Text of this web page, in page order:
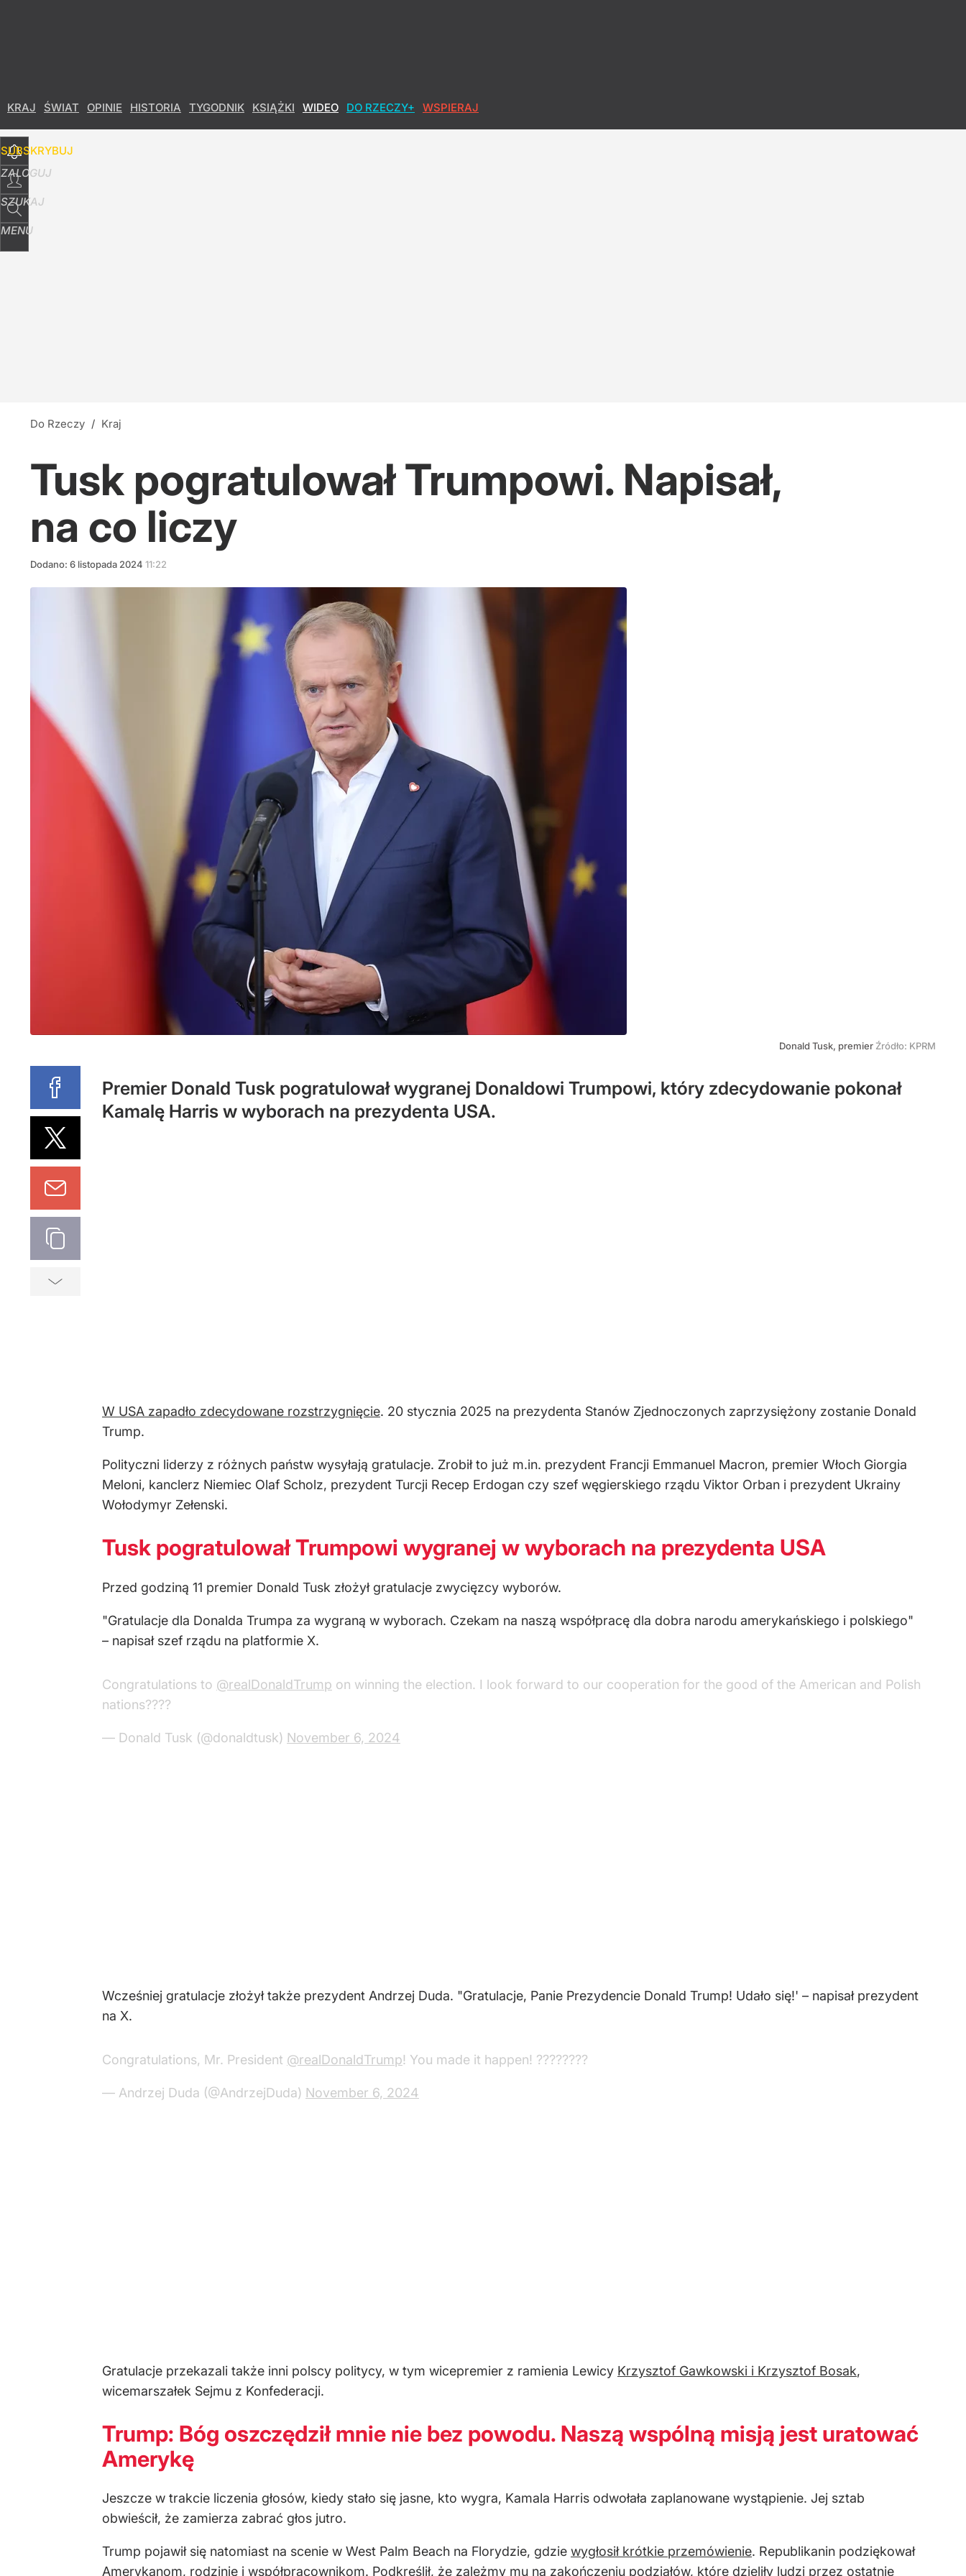
KRAJ ŚWIAT OPINIE HISTORIA TYGODNIK KSIĄŻKI WIDEO DO RZECZY+ WSPIERAJ
SUBSKRYBUJ
ZALOGUJ
SZUKAJ
MENU
Do Rzeczy / Kraj
Tusk pogratulował Trumpowi. Napisał,
na co liczy
Dodano: 6 listopada 2024 11:22
Donald Tusk, premier Źródło: KPRM
Premier Donald Tusk pogratulował wygranej Donaldowi Trumpowi, który zdecydowanie pokonał
Kamalę Harris w wyborach na prezydenta USA.
W USA zapadło zdecydowane rozstrzygnięcie. 20 stycznia 2025 na prezydenta Stanów Zjednoczonych zaprzysiężony zostanie Donald
Trump.
Polityczni liderzy z różnych państw wysyłają gratulacje. Zrobił to już m.in. prezydent Francji Emmanuel Macron, premier Włoch Giorgia
Meloni, kanclerz Niemiec Olaf Scholz, prezydent Turcji Recep Erdogan czy szef węgierskiego rządu Viktor Orban i prezydent Ukrainy
Wołodymyr Zełenski.
Tusk pogratulował Trumpowi wygranej w wyborach na prezydenta USA
Przed godziną 11 premier Donald Tusk złożył gratulacje zwycięzcy wyborów.
"Gratulacje dla Donalda Trumpa za wygraną w wyborach. Czekam na naszą współpracę dla dobra narodu amerykańskiego i polskiego"
– napisał szef rządu na platformie X.
Congratulations to @realDonaldTrump on winning the election. I look forward to our cooperation for the good of the American and Polish
nations????
— Donald Tusk (@donaldtusk) November 6, 2024
Wcześniej gratulacje złożył także prezydent Andrzej Duda. "Gratulacje, Panie Prezydencie Donald Trump! Udało się!' – napisał prezydent
na X.
Congratulations, Mr. President @realDonaldTrump! You made it happen! ????????
— Andrzej Duda (@AndrzejDuda) November 6, 2024
Gratulacje przekazali także inni polscy politycy, w tym wicepremier z ramienia Lewicy Krzysztof Gawkowski i Krzysztof Bosak,
wicemarszałek Sejmu z Konfederacji.
Trump: Bóg oszczędził mnie nie bez powodu. Naszą wspólną misją jest uratować
Amerykę
Jeszcze w trakcie liczenia głosów, kiedy stało się jasne, kto wygra, Kamala Harris odwołała zaplanowane wystąpienie. Jej sztab
obwieścił, że zamierza zabrać głos jutro.
Trump pojawił się natomiast na scenie w West Palm Beach na Florydzie, gdzie wygłosił krótkie przemówienie. Republikanin podziękował
Amerykanom, rodzinie i współpracownikom. Podkreślił, że zależmy mu na zakończeniu podziałów, które dzieliły ludzi przez ostatnie